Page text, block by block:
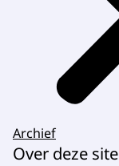
Archief
Over deze site